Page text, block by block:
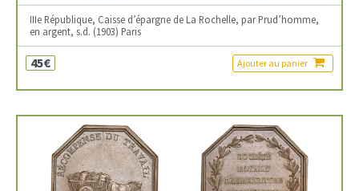
IIIe République, Caisse d’épargne de La Rochelle, par Prud’homme,
en argent, s.d. (1903) Paris
45€ Ajouter au panier